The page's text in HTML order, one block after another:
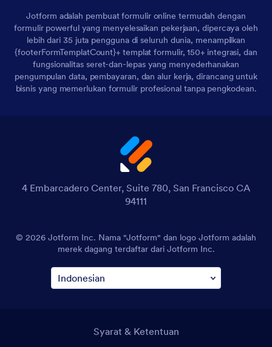
Jotform adalah pembuat formulir online termudah dengan
formulir powerful yang menyelesaikan pekerjaan, dipercaya oleh
lebih dari 35 juta pengguna di seluruh dunia, menampilkan
{footerFormTemplatCount}+ templat formulir, 150+ integrasi, dan
fungsionalitas seret-dan-lepas yang menyederhanakan
pengumpulan data, pembayaran, dan alur kerja, dirancang untuk
bisnis yang memerlukan formulir profesional tanpa pengkodean.
4 Embarcadero Center, Suite 780, San Francisco CA
94111
© 2026 Jotform Inc. Nama "Jotform" dan logo Jotform adalah
merek dagang terdaftar dari Jotform Inc.
Syarat & Ketentuan